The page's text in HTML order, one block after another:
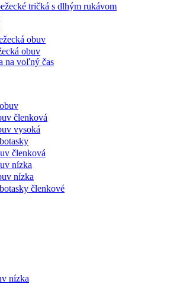
tričká s dlhým rukávom
obuv
obuv
na voľný čas
členková
vysoká
členková
nízka
nízka
členkové
nízka